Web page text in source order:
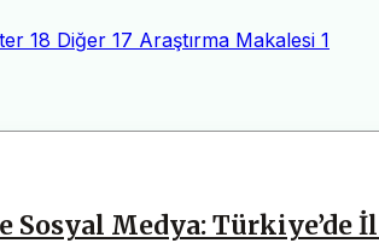
18 Diğer 17 Araştırma Makalesi 1
Sosyal Medya: